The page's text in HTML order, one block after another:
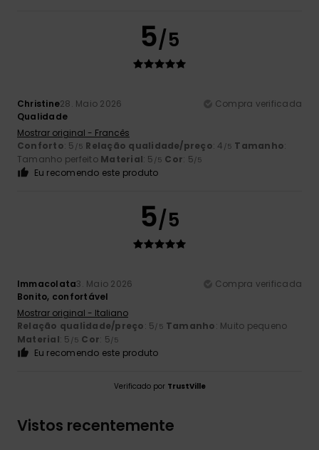
5/5
Christine28. Maio 2026
Compra verificada
Qualidade
Mostrar original - Francês
Conforto: 5 /5 Relação qualidade/preço: 4 /5 Tamanho:
Tamanho perfeito Material: 5 /5 Cor: 5/5
Eu recomendo este produto
5/5
Immacolata3. Maio 2026
Compra verificada
Bonito, confortável
Mostrar original - Italiano
Relação qualidade/preço: 5/5 Tamanho: Muito pequeno
Material: 5 /5 Cor: 5/5
Eu recomendo este produto
Verificado por TrustVille
Vistos recentemente